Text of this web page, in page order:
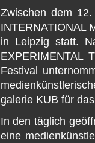
Zwischen dem
INTERNATIONAL
in Leipzig statt.
EXPERIMENTAL
Festival
galerie KUB für
In den täglich
eine